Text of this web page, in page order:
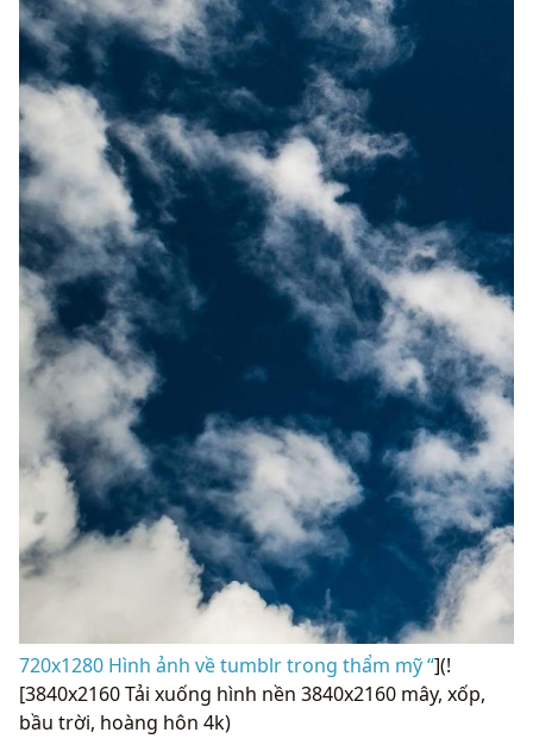
720x1280 Hình ảnh về tumblr trong thẩm mỹ “](!
[3840x2160 Tải xuống hình nền 3840x2160 mây, xốp,
bầu trời, hoàng hôn 4k)